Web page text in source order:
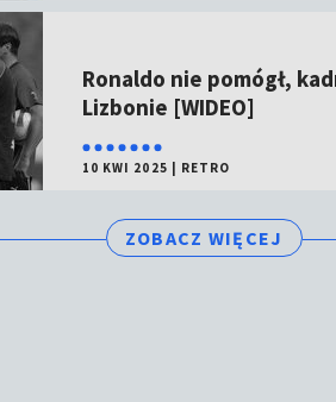
Ronaldo nie pomógł,
Lizbonie [WIDEO]
10 KWI 2025 RETRO
ZOBACZ WIĘCEJ